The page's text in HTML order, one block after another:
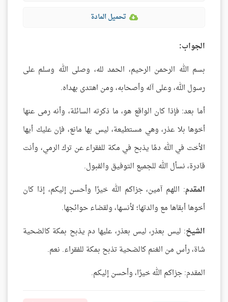
تحميل المادة
الجواب:
بسم الله الرحمن الرحيم، الحمد لله، وصلى الله وسلم على
رسول الله، وعلى آله وأصحابه، ومن اهتدى بهداه.
أما بعد: فإذا كان الواقع هو، ما ذكرته السائلة، وأنه رمى عنها
أخوها بلا عذر، وهي مستطيعة، ليس بها مانع، فإن عليك أيها
الأخت في الله دمًا يذبح في مكة للفقراء عن ترك الرمي، وأنت
قادرة، نسأل الله للجميع التوفيق والقبول.
المقدم: اللهم آمين، جزاكم الله خيرًا وأحسن إليكم، إذا كان
أخوها أبقاها مع والدتها؛ لأنسها، ولقضاء حوائجها.
الشيخ: ليس بعذر، ليس بعذر، عليها دم يذبح بمكة كالضحية
شاة، رأس من الغنم كالضحية تذبح بمكة للفقراء. نعم.
المقدم: جزاكم الله خيرًا، وأحسن إليكم.